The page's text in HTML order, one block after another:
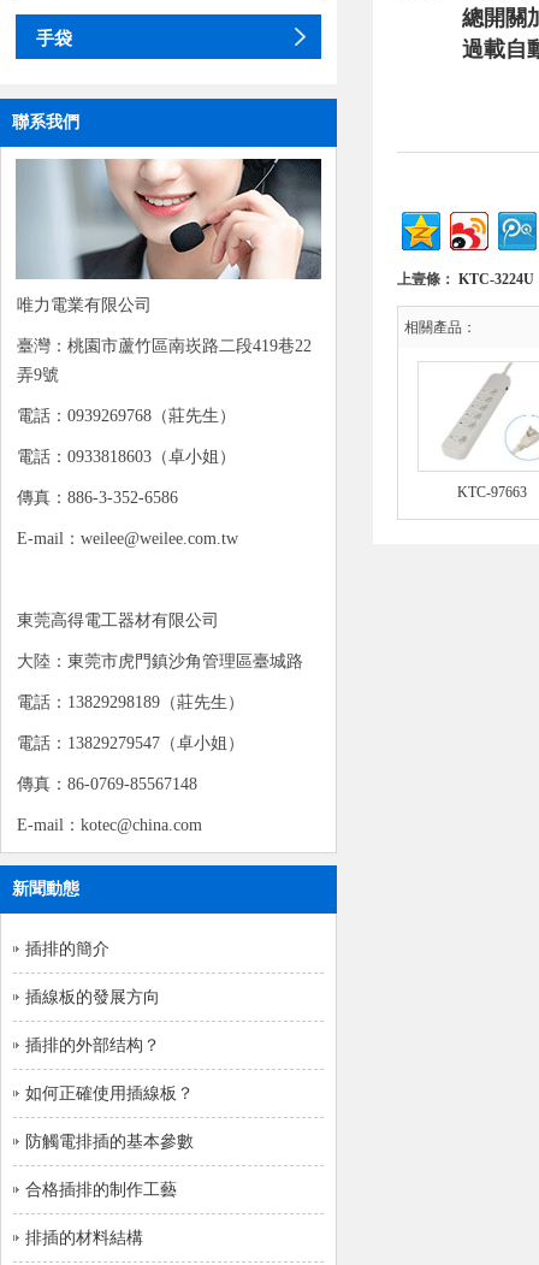
手袋
聯系我們
唯力電業有限公司
臺灣：桃園市蘆竹區南崁路二段419巷22
弄9號
電話：0939269768（莊先生）
電話：0933818603（卓小姐）
傳真：886-3-352-6586
E-mail：weilee@weilee.com.tw
東莞高得電工器材有限公司
大陸：東莞市虎門鎮沙角管理區臺城路
電話：13829298189（莊先生）
電話：13829279547（卓小姐）
傳真：86-0769-85567148
E-mail：kotec@china.com
新聞動態
插排的簡介
插線板的發展方向
插排的外部结构？
如何正確使用插線板？
防觸電排插的基本參數
合格插排的制作工藝
排插的材料結構
總開關
過載自
上壹條： KTC-3224U
相關產品：
KTC-97663